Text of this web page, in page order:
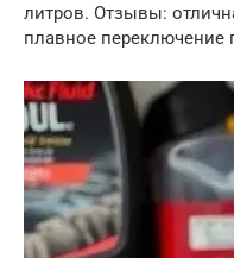
литров. Отзывы:
плавное переключение